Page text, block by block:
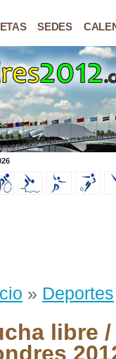
SEDES
» Deportes
libre